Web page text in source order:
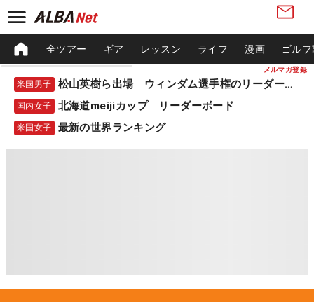
メルマガ登録
全ツアー ギア レッスン ライフ 漫画 ゴル
米国男子 松山英樹ら出場 ウィンダム選手権のリーダーボード
国内女子 北海道meijiカップ リーダーボード
米国女子 最新の世界ランキング